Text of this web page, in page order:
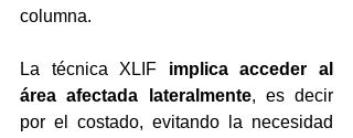
columna.
La técnica XLIF implica acceder al
área afectada lateralmente, es decir
por el costado, evitando la necesidad